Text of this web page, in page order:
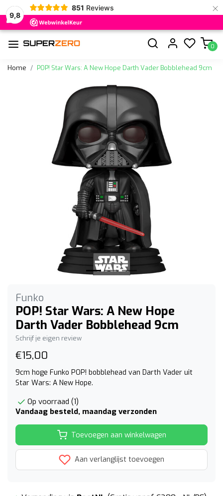
9,8
851 Reviews ×
0
Home POP! Star Wars: A New Hope Darth Vader Bobblehead 9cm
Funko
POP! Star Wars: A New Hope
Darth Vader Bobblehead 9cm
Schrijf je eigen review
€15,00
9cm hoge Funko POP! bobblehead van Darth Vader uit
Star Wars: A New Hope.
Op voorraad (1)
Vandaag besteld, maandag verzonden
Toevoegen aan winkelwagen
Aan verlanglijst toevoegen